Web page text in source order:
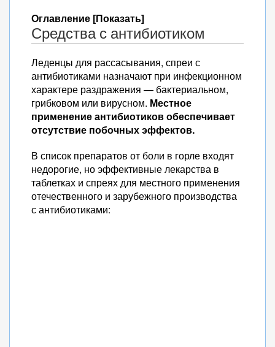
Оглавление [Показать]
Средства с антибиотиком
Леденцы для рассасывания, спреи с
антибиотиками назначают при инфекционном
характере раздражения — бактериальном,
грибковом или вирусном. Местное
применение антибиотиков обеспечивает
отсутствие побочных эффектов.
В список препаратов от боли в горле входят
недорогие, но эффективные лекарства в
таблетках и спреях для местного применения
отечественного и зарубежного производства
с антибиотиками: